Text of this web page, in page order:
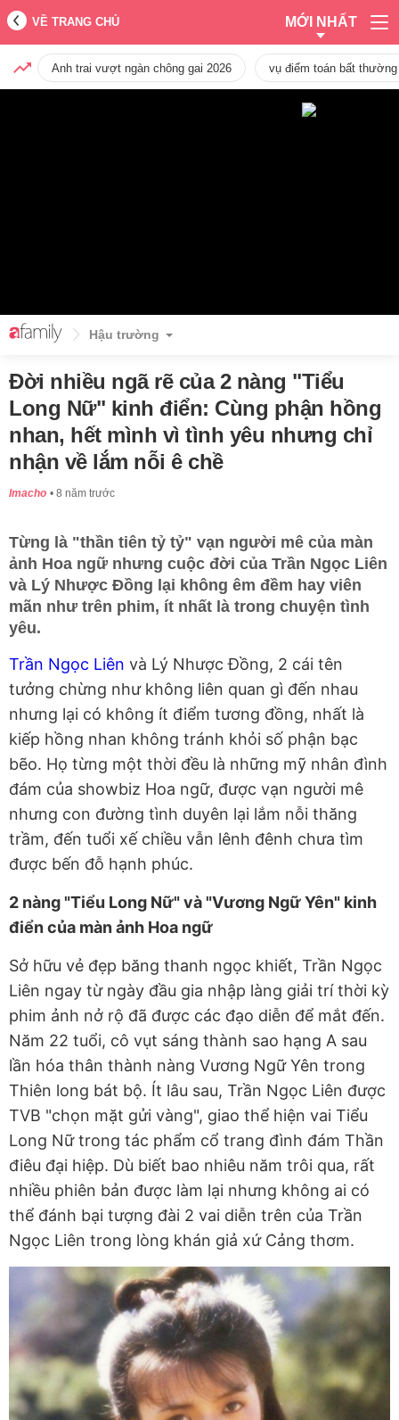
VỀ TRANG CHỦ MỚI NHẤT
Anh trai vượt ngàn chông gai 2026 vụ điểm toán bất
Hậu trường
Đời nhiều ngã rẽ của 2 nàng "Tiểu
Long Nữ" kinh điển: Cùng phận hồng
nhan, hết mình vì tình yêu nhưng chỉ
nhận về lắm nỗi ê chề
Imacho 8 năm trước
Từng là "thần tiên tỷ tỷ" vạn người mê của màn
ảnh Hoa ngữ nhưng cuộc đời của Trần Ngọc Liên
và Lý Nhược Đồng lại không êm đềm hay viên
mãn như trên phim, ít nhất là trong chuyện tình
yêu.
Trần Ngọc Liên và Lý Nhược Đồng, 2 cái tên
tưởng chừng như không liên quan gì đến nhau
nhưng lại có không ít điểm tương đồng, nhất là
kiếp hồng nhan không tránh khỏi số phận bạc
bẽo. Họ từng một thời đều là những mỹ nhân đình
đám của showbiz Hoa ngữ, được vạn người mê
nhưng con đường tình duyên lại lắm nỗi thăng
trầm, đến tuổi xế chiều vẫn lênh đênh chưa tìm
được bến đỗ hạnh phúc.
2 nàng "Tiểu Long Nữ" và "Vương Ngữ Yên" kinh
điển của màn ảnh Hoa ngữ
Sở hữu vẻ đẹp băng thanh ngọc khiết, Trần Ngọc
Liên ngay từ ngày đầu gia nhập làng giải trí thời kỳ
phim ảnh nở rộ đã được các đạo diễn để mắt đến.
Năm 22 tuổi, cô vụt sáng thành sao hạng A sau
lần hóa thân thành nàng Vương Ngữ Yên trong
Thiên long bát bộ. Ít lâu sau, Trần Ngọc Liên được
TVB "chọn mặt gửi vàng", giao thể hiện vai Tiểu
Long Nữ trong tác phẩm cổ trang đình đám Thần
điêu đại hiệp. Dù biết bao nhiêu năm trôi qua, rất
nhiều phiên bản được làm lại nhưng không ai có
thể đánh bại tượng đài 2 vai diễn trên của Trần
Ngọc Liên trong lòng khán giả xứ Cảng thơm.